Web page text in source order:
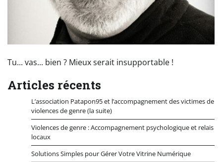
Tu... vas... bien ? Mieux serait insupportable !
Articles récents
L’association Patapon95 et l’accompagnement des victimes de
violences de genre (la suite)
Violences de genre : Accompagnement psychologique et relais
locaux
Solutions Simples pour Gérer Votre Vitrine Numérique